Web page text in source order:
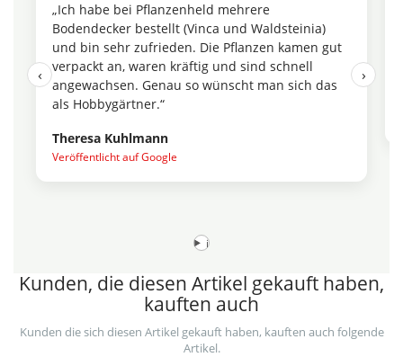
„Ich habe bei Pflanzenheld mehrere
Bodendecker bestellt (Vinca und Waldsteinia)
und bin sehr zufrieden. Die Pflanzen kamen gut
verpackt an, waren kräftig und sind schnell
angewachsen. Genau so wünscht man sich das
als Hobbygärtner.“
Theresa Kuhlmann
Veröffentlicht auf Google
‹ ›
i
Kunden, die diesen Artikel gekauft haben,
kauften auch
Kunden die sich diesen Artikel gekauft haben, kauften auch folgende
Artikel.